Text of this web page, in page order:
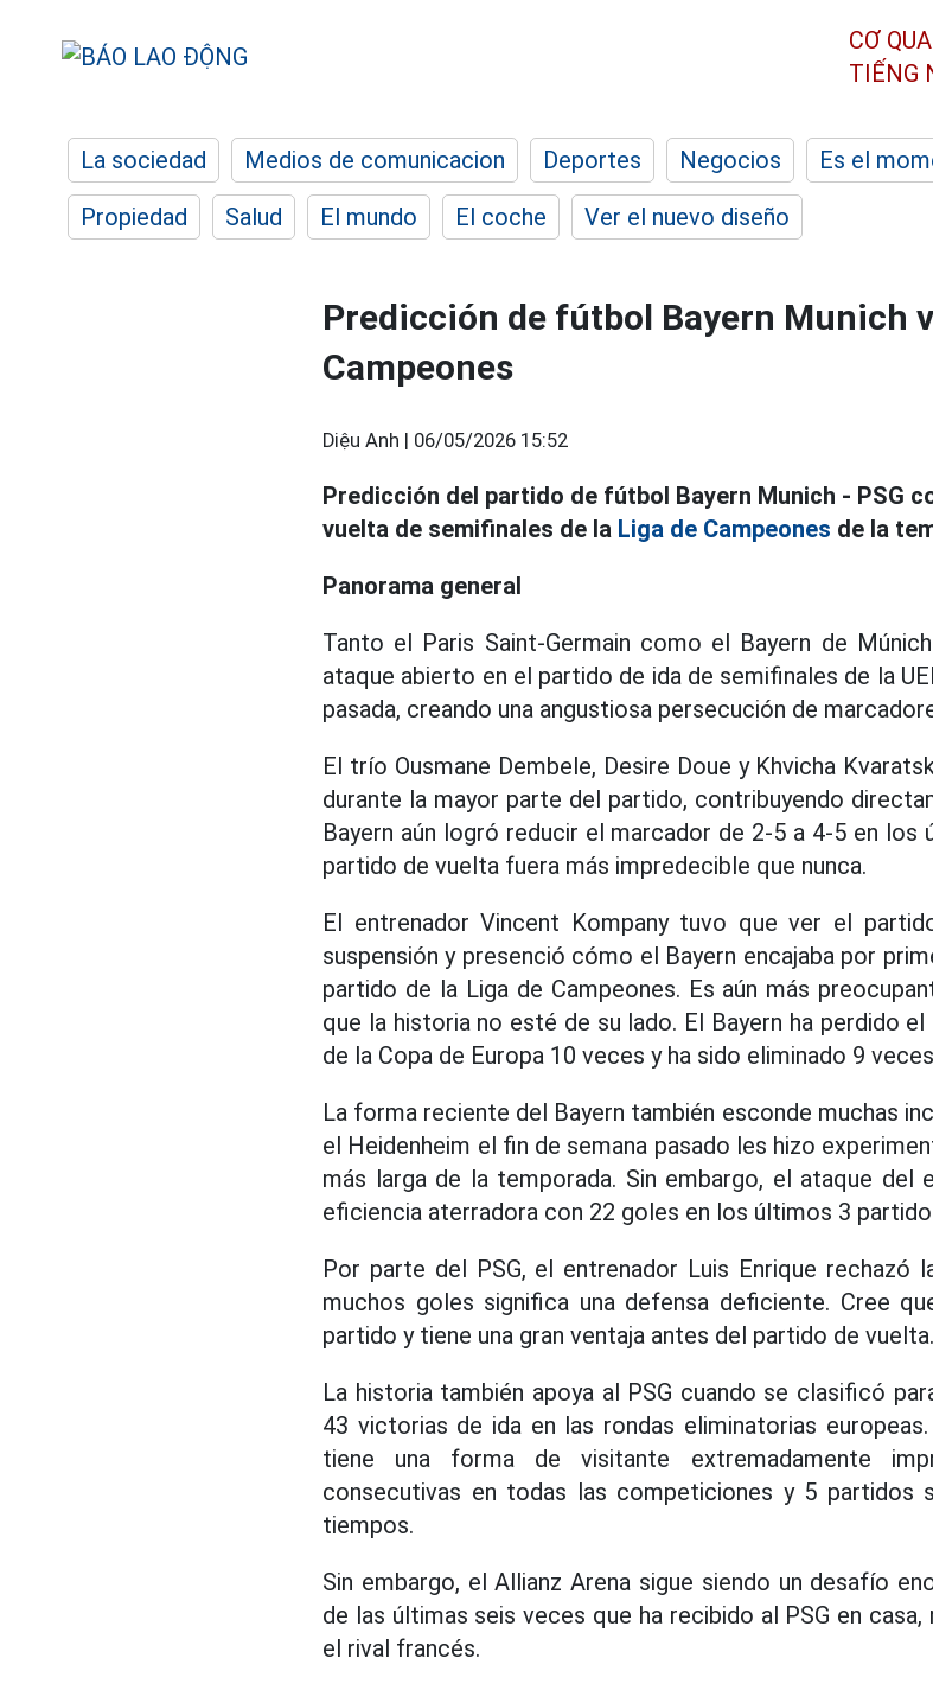
CƠ
TIẾNG
La sociedad Medios de comunicacion Deportes Negocios Es el
Propiedad
Salud El mundo El coche Ver el nuevo diseño
Predicción de fútbol Bayern Munich
Campeones
Diệu Anh | 06/05/2026 15:52
Predicción del partido de fútbol Bayern Munich - PSG
vuelta de semifinales de la Liga de Campeones de la
Panorama general
Tanto el Paris Saint-Germain como el Bayern de
ataque abierto en el partido de ida de semifinales de la
pasada, creando una angustiosa persecución de
El trío Ousmane Dembele, Desire Doue y Khvicha
durante la mayor parte del partido, contribuyendo
Bayern aún logró reducir el marcador de 2-5 a 4-5 en los
partido de vuelta fuera más impredecible que nunca.
El entrenador Vincent Kompany tuvo que ver el
suspensión y presenció cómo el Bayern encajaba por
partido de la Liga de Campeones. Es aún más
que la historia no esté de su lado. El Bayern ha perdido
de la Copa de Europa 10 veces y ha sido eliminado 9
La forma reciente del Bayern también esconde muchas
el Heidenheim el fin de semana pasado les hizo
más larga de la temporada. Sin embargo, el ataque del
eficiencia aterradora con 22 goles en los últimos 3
Por parte del PSG, el entrenador Luis Enrique rechazó
muchos goles significa una defensa deficiente. Cree
partido y tiene una gran ventaja antes del partido de vuelta.
La historia también apoya al PSG cuando se clasificó
43 victorias de ida en las rondas eliminatorias
tiene una forma de visitante extremadamente
consecutivas en todas las competiciones y 5 partidos
tiempos.
Sin embargo, el Allianz Arena sigue siendo un desafío
de las últimas seis veces que ha recibido al PSG en
el rival francés.